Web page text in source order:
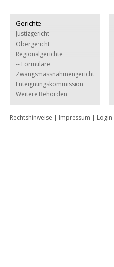
Gerichte
Justizgericht
Obergericht
Regionalgerichte
-- Formulare
Zwangsmassnahmengericht
Enteignungskommission
Weitere Behörden
Rechtshinweise | Impressum | Login